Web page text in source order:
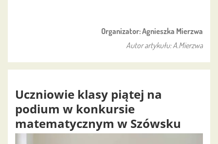
Organizator: Agnieszka Mierzwa
Autor artykułu: A.Mierzwa
Uczniowie klasy piątej na
podium w konkursie
matematycznym w Szówsku